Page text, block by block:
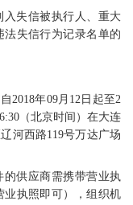
失信被执行人、重大
失信行为记录名单的
2018年09月12日起至2
（北京时间）在大连
河西路119号万达广场
供应商需携带营业执
业执照即可），组织机